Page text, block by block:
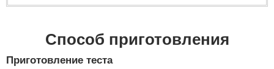
Способ приготовления
Приготовление теста